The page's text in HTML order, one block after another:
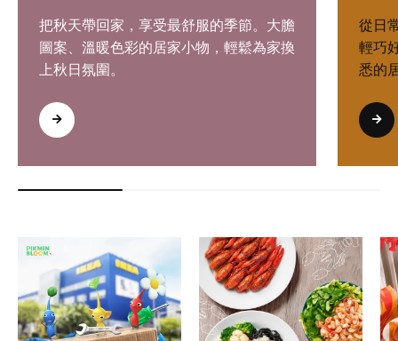
把秋天帶回家，享受最舒服的季節。大膽
圖案、溫暖色彩的居家小物，輕鬆為家換
上秋日氛圍。
從日
輕巧
悉的